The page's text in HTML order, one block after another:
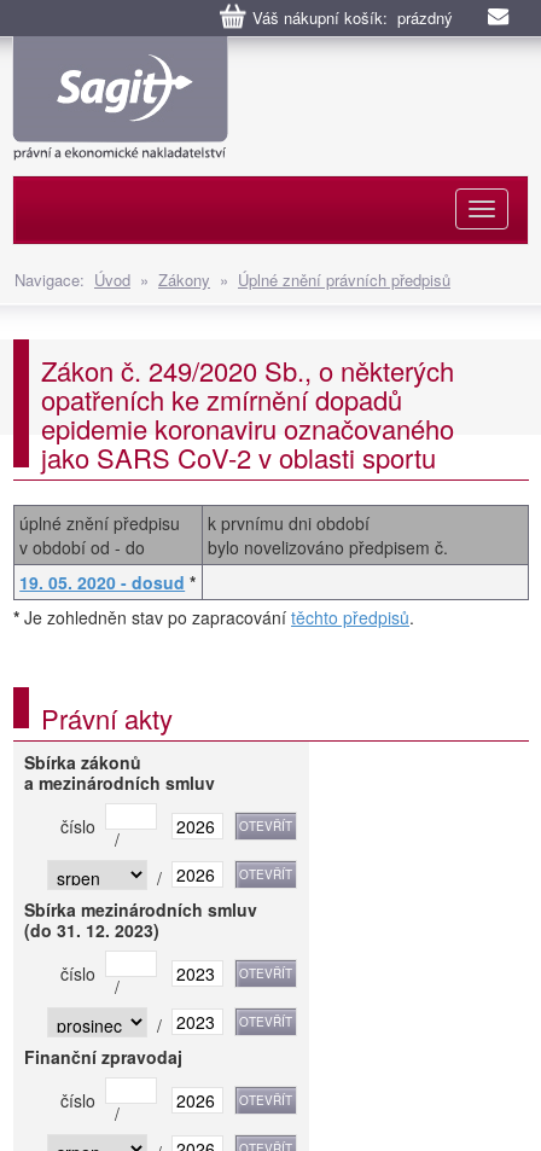
Váš nákupní košík: prázdný
Navigace: Úvod » Zákony » Úplné znění právních předpisů
Zákon č. 249/2020 Sb., o některých
opatřeních ke zmírnění dopadů
epidemie koronaviru označovaného
jako SARS CoV-2 v oblasti sportu
úplné znění předpisu
v období od - do
k prvnímu dni období
bylo novelizováno předpisem č.
19. 05. 2020 - dosud *
* Je zohledněn stav po zapracování těchto předpisů.
Právní akty
Sbírka zákonů
a mezinárodních smluv
číslo
/
/
Sbírka mezinárodních smluv
(do 31. 12. 2023)
číslo
/
/
Finanční zpravodaj
číslo
/